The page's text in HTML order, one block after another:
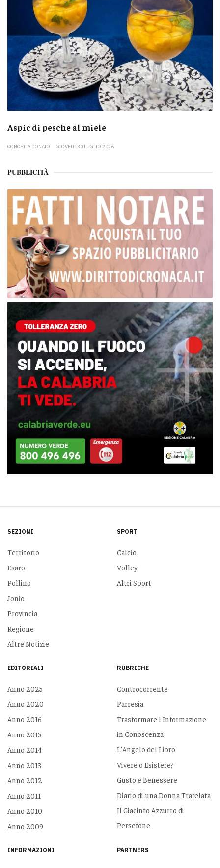
Aspic di pesche al miele
CONCETTA DONATO GIOVEDÌ 30 LUGLIO 2026
PUBBLICITÀ
SEZIONI
Territorio
Esaro
Pollino
Jonio
Provincia
Regione
Altre Notizie
SPORT
Calcio
Volley
Altri Sport
EDITORIALI
Anno 2025
Anno 2020
Anno 2016
Anno 2015
Anno 2014
Anno 2013
Anno 2012
Anno 2011
Anno 2010
Anno 2009
RUBRICHE
Controcorrente
Parresia
Trasformare l'Informazione
in Conoscenza
L'Angolo del Libro
Vivere o Esistere?
Gusto e Benessere
Diario di una Donna Trafelata
Il Giacinto Azzurro di
Persefone
INFORMAZIONI PARTNERS